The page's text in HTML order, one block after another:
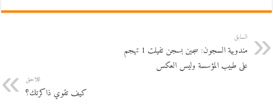
السابق
مندوبية السجون: سجين بسجن تفيلت 1 تهجم
على طبيب المؤسسة وليس العكس‎
اللاحق
كيف تقوي ذاكرتك؟